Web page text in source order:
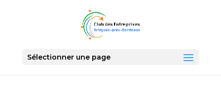
Sélectionner une page